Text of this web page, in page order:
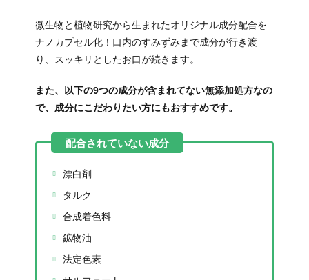
微生物と植物研究から生まれたオリジナル成分配合を
ナノカプセル化！口内のすみずみまで成分が行き渡
り、スッキリとしたお口が続きます。
また、以下の9つの成分が含まれてない無添加処方なの
で、成分にこだわりたい方にもおすすめです。
漂白剤
タルク
合成着色料
鉱物油
法定色素